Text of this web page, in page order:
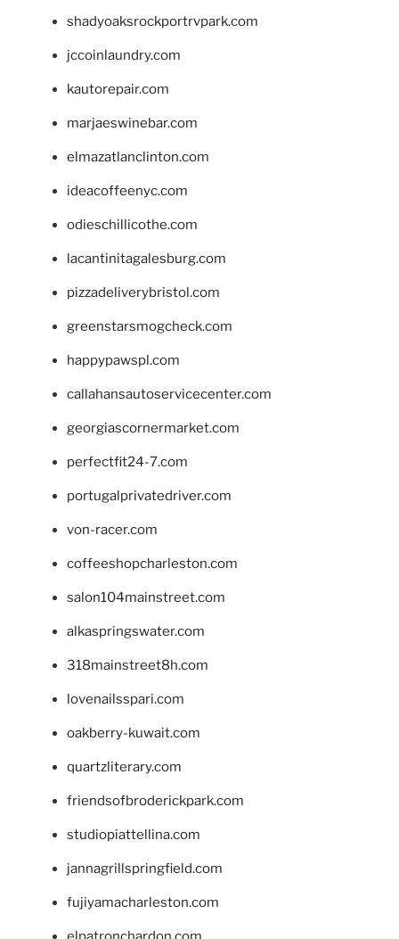
shadyoaksrockportrvpark.com
jccoinlaundry.com
kautorepair.com
marjaeswinebar.com
elmazatlanclinton.com
ideacoffeenyc.com
odieschillicothe.com
lacantinitagalesburg.com
pizzadeliverybristol.com
greenstarsmogcheck.com
happypawspl.com
callahansautoservicecenter.com
georgiascornermarket.com
perfectfit24-7.com
portugalprivatedriver.com
von-racer.com
coffeeshopcharleston.com
salon104mainstreet.com
alkaspringswater.com
318mainstreet8h.com
lovenailsspari.com
oakberry-kuwait.com
quartzliterary.com
friendsofbroderickpark.com
studiopiattellina.com
jannagrillspringfield.com
fujiyamacharleston.com